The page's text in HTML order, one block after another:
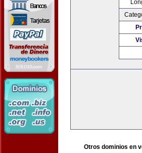
Otros dominios en